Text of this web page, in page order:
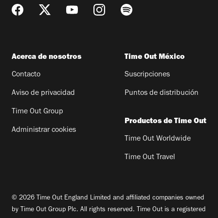
Acerca de nosotros
Contacto
Aviso de privacidad
Time Out Group
Administrar cookies
Time Out México
Suscripciones
Puntos de distribución
Productos de Time Out
Time Out Worldwide
Time Out Travel
© 2026 Time Out England Limited and affiliated companies owned
by Time Out Group Plc. All rights reserved. Time Out is a registered